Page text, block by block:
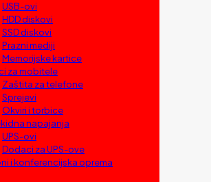
USB-ovi
HDD diskovi
SSD diskovi
Prazni mediji
Memorijske kartice
za mobitele
Zaštita za telefone
Sprejevi
Okviri i torbice
napajanja
UPS-ovi
Dodaci za UPS-ove
i konferencijska oprema